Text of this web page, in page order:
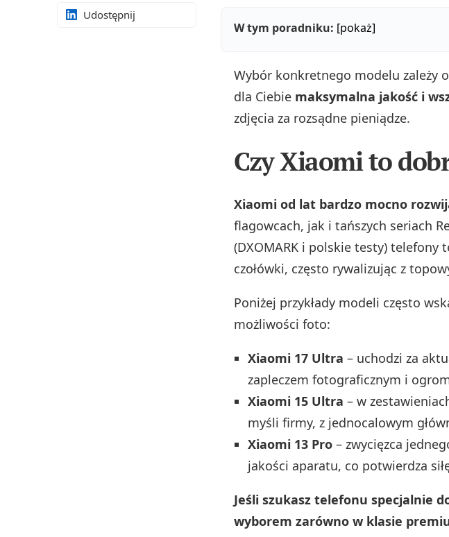
Udostępnij
W tym poradniku: [pokaż]
Wybór konkretnego modelu zależy
dla Ciebie maksymalna jakość i
zdjęcia za rozsądne pieniądze.
Czy Xiaomi to
Xiaomi od lat bardzo mocno
flagowcach, jak i tańszych seriach
(DXOMARK i polskie testy) telefony
czołówki, często rywalizując z
Poniżej przykłady modeli często
możliwości foto:
Xiaomi 17 Ultra – uchodzi za
zapleczem fotograficznym i
Xiaomi 15 Ultra – w
myśli firmy, z jednocalowym
Xiaomi 13 Pro – zwycięzca
jakości aparatu, co potwierdza
Jeśli szukasz telefonu specjalnie
wyborem zarówno w klasie